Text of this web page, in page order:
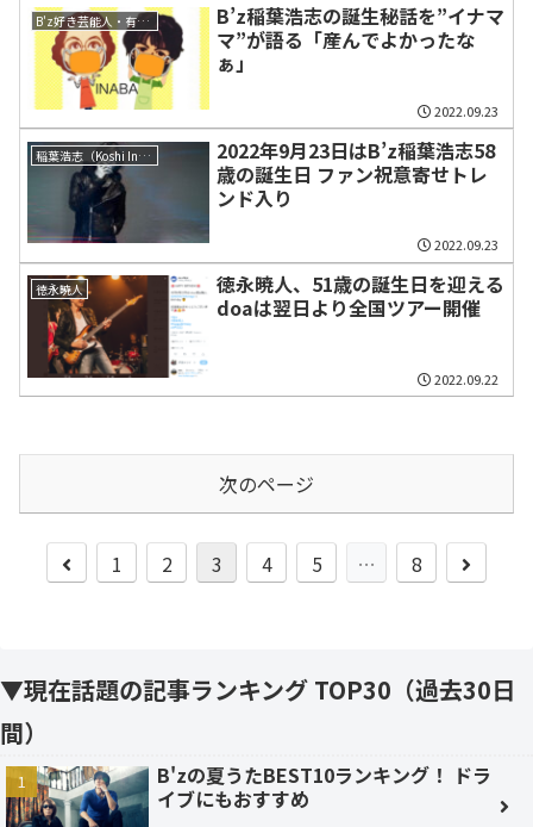
B'z好き芸能人・有名人・ミュージシャン
B’z稲葉浩志の誕生秘話を”イナマ
マ”が語る「産んでよかったな
ぁ」
2022.09.23
稲葉浩志（Koshi Inaba）
2022年9月23日はB’z稲葉浩志58
歳の誕生日 ファン祝意寄せトレ
ンド入り
2022.09.23
徳永暁人
徳永暁人、51歳の誕生日を迎える
doaは翌日より全国ツアー開催
2022.09.22
次のページ
前
1 2 3 4 5 … 8
次
▼現在話題の記事ランキング TOP30（過去30日
間）
B'zの夏うたBEST10ランキング！ ドラ
イブにもおすすめ